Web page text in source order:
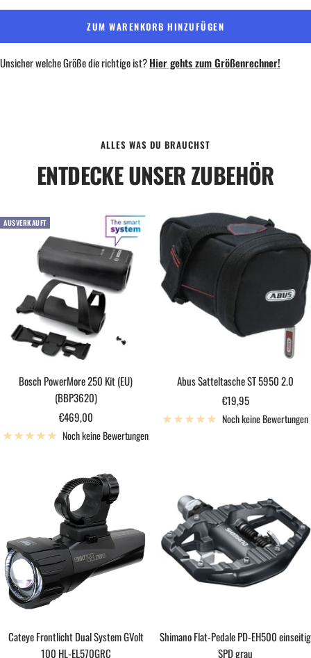
ZUM WARENKORB HINZUFÜGEN
Unsicher welche Größe die richtige ist?Hier gehts zum Größenrechner!
ALLES WAS DU BRAUCHST
ENTDECKE UNSER ZUBEHÖR
AUSVERKAUFT
Bosch PowerMore 250 Kit (EU)
(BBP3620)
Angebotspreis
€469,00
Noch keine Bewertungen
Abus Satteltasche ST 5950 2.0
Angebotspreis
€19,95
Noch keine Bewertungen
Cateye Frontlicht Dual System GVolt
100 HL-EL570GRC
Shimano Flat-Pedale PD-EH500 einseitig
SPD grau